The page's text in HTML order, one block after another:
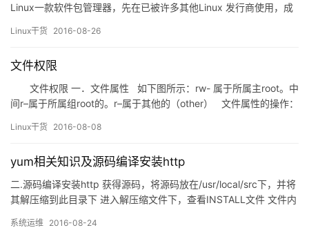
Linux一款软件包管理器，先在已被许多其他Linux 发行商使用，成
rpm 现在递归意为RPM Package Manager。rpm的诞生使得在
装、查询、校验、升级和卸载软件包。
Linux干货 2016-08-26
文件权限
文件权限 一．文件属性 如下图所示：rw- 属于所属主root。中
间r–属于所属组root的。r–属于其他的（other） 文件属性的操作：
Linux干货 2016-08-08
yum相关知识及源码编译安装http
二.源码编译安装http 获得源码，将源码放在/usr/local/src下，并将
其解压缩到此目录下 进入解压缩文件下，查看INSTALL文件 文件内
prefix=/usr/local/appach2 编译 make make install 把目标文…
系统运维 2016-08-24